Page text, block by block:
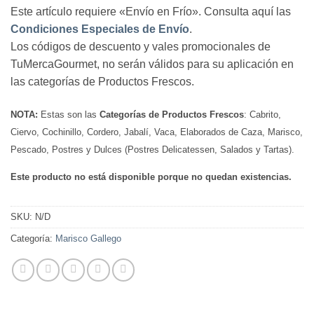
Este artículo requiere «Envío en Frío». Consulta aquí las
Condiciones Especiales de Envío.
Los códigos de descuento y vales promocionales de
TuMercaGourmet, no serán válidos para su aplicación en
las categorías de Productos Frescos.
NOTA: Estas son las Categorías de Productos Frescos: Cabrito,
Ciervo, Cochinillo, Cordero, Jabalí, Vaca, Elaborados de Caza, Marisco,
Pescado, Postres y Dulces (Postres Delicatessen, Salados y Tartas).
Este producto no está disponible porque no quedan existencias.
SKU: N/D
Categoría: Marisco Gallego